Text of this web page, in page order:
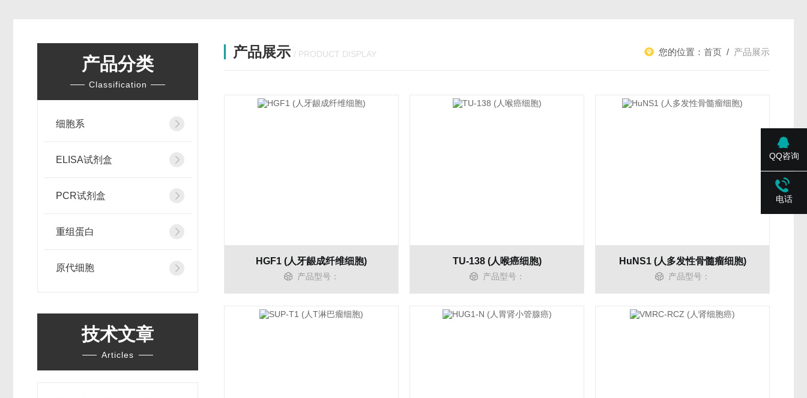
产品分类
Classification
细胞系
ELISA试剂盒
PCR试剂盒
重组蛋白
原代细胞
技术文章
Articles
产品展示 / PRODUCT DISPLAY 您的位置： 首页 / 产品展示
HGF1 (人牙龈成纤维细胞)
产品型号：
TU-138 (人喉癌细胞)
产品型号：
HuNS1 (人多发性骨髓瘤细胞)
产品型号：
QQ咨询
电话